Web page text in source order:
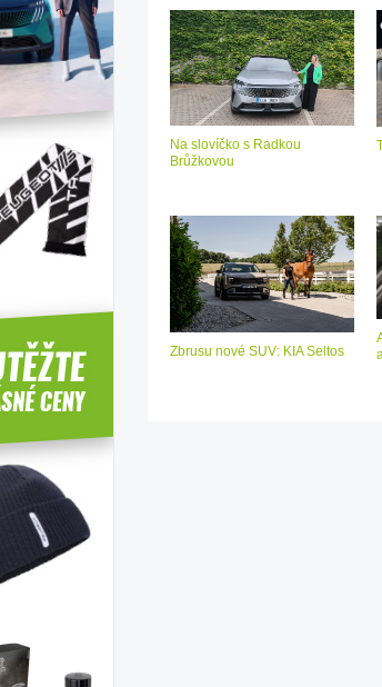
Na slovíčko s Radkou
Brůžkovou
Zbrusu nové SUV: KIA Seltos